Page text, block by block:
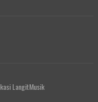
LangitMusik